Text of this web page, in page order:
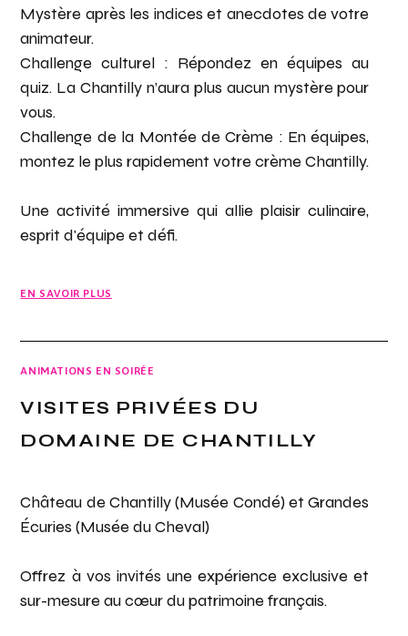
Mystère après les indices et anecdotes de votre
animateur.
Challenge culturel : Répondez en équipes au
quiz. La Chantilly n’aura plus aucun mystère pour
vous.
Challenge de la Montée de Crème : En équipes,
montez le plus rapidement votre crème Chantilly.
Une activité immersive qui allie plaisir culinaire,
esprit d'équipe et défi.
EN SAVOIR PLUS
ANIMATIONS EN SOIRÉE
VISITES PRIVÉES DU
DOMAINE DE CHANTILLY
Château de Chantilly (Musée Condé) et Grandes
Écuries (Musée du Cheval)
Offrez à vos invités une expérience exclusive et
sur-mesure au cœur du patrimoine français.